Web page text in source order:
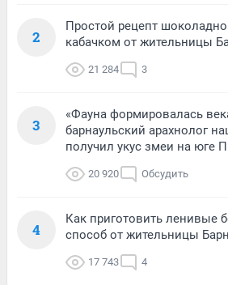
2
Простой рецепт
кабачком от жительницы
21 284 3
3
«Фауна формировалась
барнаульский арахнолог
получил укус змеи на юге
20 920 Обсудить
4
Как приготовить ленивые
способ от жительницы
17 743 4